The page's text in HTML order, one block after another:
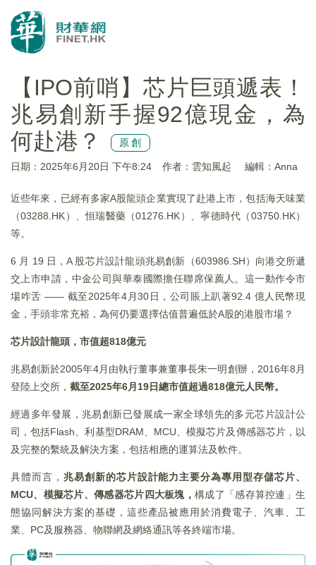
【IPO前哨】芯片巨頭遞表！
兆易創新手握92億現金，為
何赴港？
原創
日期：2025年6月20日 下午8:24 作者：雲知風起 編輯：Anna
近些年來，已經有多家A股龍頭企業實現了赴港上市，包括海天味業
（03288.HK）、恒瑞醫藥（01276.HK）、寧德時代（03750.HK）
等。
6 月 19 日，A 股芯片設計龍頭兆易創新（603986.SH）向港交所遞
交上市申請，中金公司與華泰國際擔任聯席保薦人。這一動作令市
場咋舌 —— 截至2025年4月30日，公司賬上趴著92.4 億人民幣現
金，手頭非常充裕，為何仍要選擇估值普遍低於A股的港股市場？
芯片設計龍頭，市值超818億元
兆易創新於2005年4月由執行董事兼董事長朱一明創辦，2016年8月
登陸上交所， 截至2025年6月19日總市值超過818億元人民幣。
經過多年發展，兆易創新已發展成一家全球領先的多元芯片設計公
司，包括Flash、利基型DRAM、MCU、模擬芯片及傳感器芯片，以
及完整的繫統及解決方案，包括相應的運算法及軟件。
具體而言， 兆易創新的芯片設計能力主要分為專用型存儲芯片、
MCU、模擬芯片、傳感器芯片四大板塊，構成了「感存算控連」生
態協同解決方案的基礎，這些產品被應用於消費電子、汽車、工
業、PC及服務器、物聯網及網絡通訊等各終端市場。